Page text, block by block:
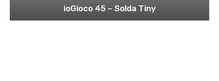
ioGioco 45 – Solda Tiny